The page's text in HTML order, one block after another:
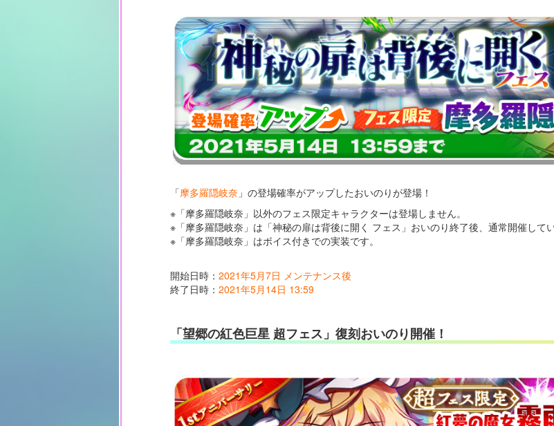
「摩多羅隠岐奈 」の登場確率がアップしたおいのりが登場！
※「摩多羅隠岐奈」以外のフェス限定キャラクターは登場しません。
※「摩多羅隠岐奈」は「神秘の扉は背後に開く フェス」おいのり終了後、通常開催して
※「摩多羅隠岐奈」はボイス付きでの実装です。
開始日時： 2021年5月7日 メンテナンス後
終了日時： 2021年5月14日 13:59
「望郷の紅色巨星 超フェス」復刻おいのり開催！